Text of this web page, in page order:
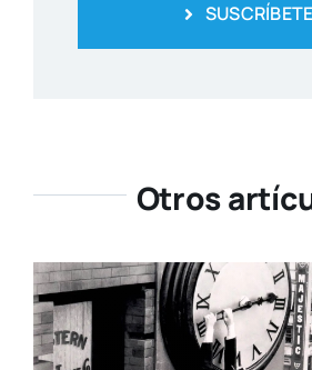
SUSCRÍBETE
Otros